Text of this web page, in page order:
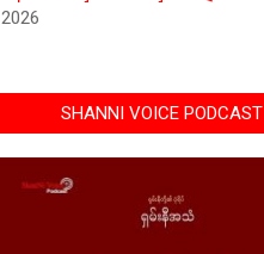
2026
SHANNI VOICE PODCAST